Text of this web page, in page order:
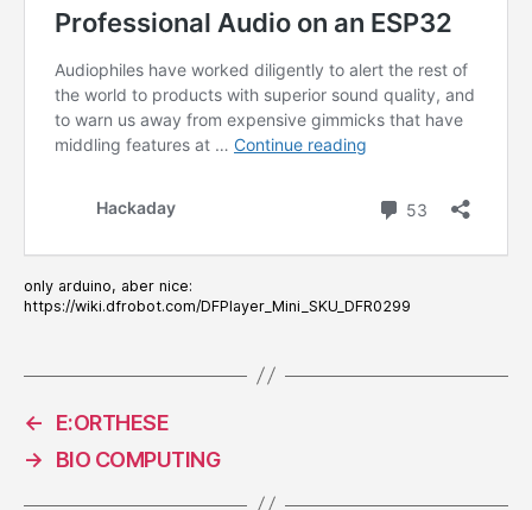
only arduino, aber nice:
https://wiki.dfrobot.com/DFPlayer_Mini_SKU_DFR0299
←
E:ORTHESE
→
BIO COMPUTING